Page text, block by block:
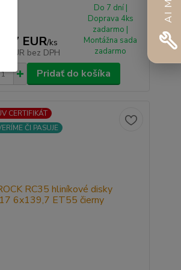
EUR/ks
EUR bez DPH
Do 7 dní |
Doprava 4ks
zadarmo |
Montážna sada
zadarmo
Pridať do košíka
CERTIFIKÁT
ČI PASUJE